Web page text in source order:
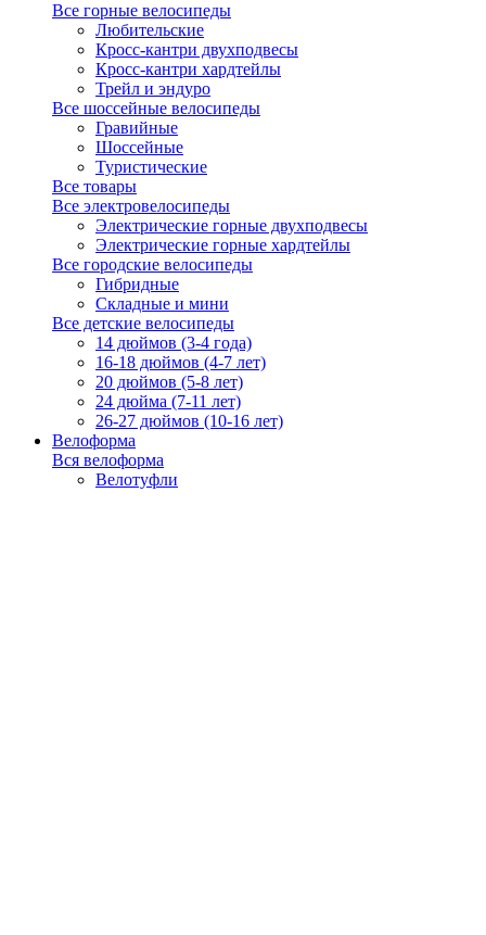
Все горные велосипеды
Любительские
Кросс-кантри двухподвесы
Кросс-кантри хардтейлы
Трейл и эндуро
Все шоссейные велосипеды
Гравийные
Шоссейные
Туристические
Все товары
Все электровелосипеды
Электрические горные двухподвесы
Электрические горные хардтейлы
Все городские велосипеды
Гибридные
Складные и мини
Все детские велосипеды
14 дюймов (3-4 года)
16-18 дюймов (4-7 лет)
20 дюймов (5-8 лет)
24 дюйма (7-11 лет)
26-27 дюймов (10-16 лет)
Велоформа
Вся велоформа
Велотуфли